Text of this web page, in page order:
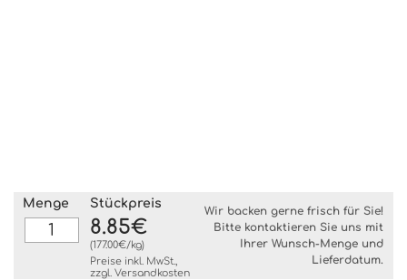
Menge Stückpreis
8.85€
(177.00€/kg)
Preise inkl. MwSt.,
zzgl. Versandkosten
Wir backen gerne frisch für Sie!
Bitte kontaktieren Sie uns mit
Ihrer Wunsch-Menge und
Lieferdatum.